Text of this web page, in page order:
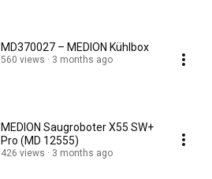
MD370027 – MEDION Kühlbox
560 views 3 months ago
MEDION Saugroboter X55 SW+
Pro (MD 12555)
426 views 3 months ago